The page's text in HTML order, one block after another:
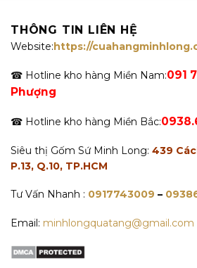
THÔNG TIN LIÊN HỆ
Website:https://
☎ Hotline kho hàng Miền Nam:091
Phượng
☎ Hotline kho hàng Miền Bắc:
Siêu thị Gốm Sứ Minh Long: 439
P.13, Q.10, TP.HCM
Tư Vấn Nhanh : 0917743009 –
Email: minhlongquatang@gmail.com